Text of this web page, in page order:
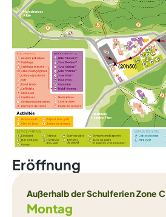
Eröffnung
Außerhalb der Schulferien Zone C
Montag